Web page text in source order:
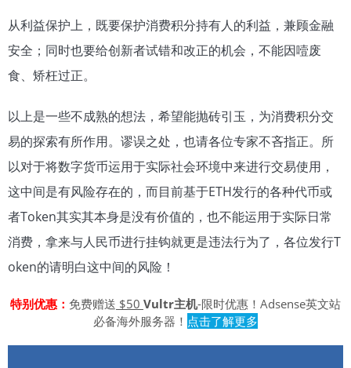
从利益保护上，既要保护消费积分持有人的利益，兼顾金融
安全；同时也要给创新者试错和改正的机会，不能因噎废
食、矫枉过正。
以上是一些不成熟的想法，希望能抛砖引玉，为消费积分交
易的探索有所作用。谬误之处，也请各位专家不吝指正。所
以对于将数字货币运用于实际社会环境中来进行交易使用，
这中间是有风险存在的，而目前基于ETH发行的各种代币或
者Token其实其本身是没有价值的，也不能运用于实际日常
消费，拿来与人民币进行挂钩就更是违法行为了，各位发行T
oken的请明白这中间的风险！
特别优惠： 免费赠送 $50 Vultr主机-限时优惠！Adsense英文站
必备海外服务器！ 点击了解更多